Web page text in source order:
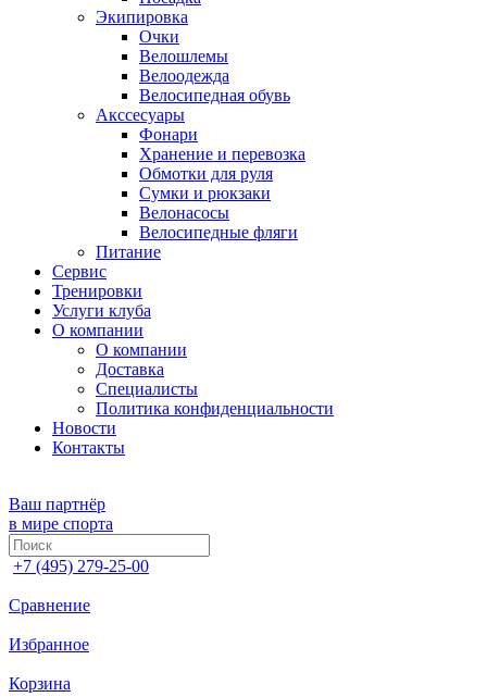
Экипировка
Очки
Велошлемы
Велоодежда
Велосипедная обувь
Акссесуары
Фонари
Хранение и перевозка
Обмотки для руля
Сумки и рюкзаки
Велонасосы
Велосипедные фляги
Питание
Сервис
Тренировки
Услуги клуба
О компании
О компании
Доставка
Специалисты
Политика конфиденциальности
Новости
Контакты
Ваш партнёр
в мире спорта
+7 (495) 279-25-00
Сравнение
Избранное
Корзина